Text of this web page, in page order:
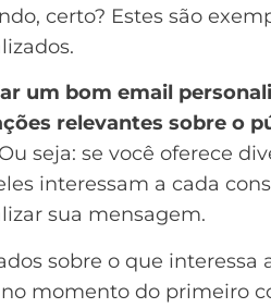
certo? Estes são
um bom email
relevantes sobre o
seja: se você oferece
interessam a cada
sua mensagem.
sobre o que
momento do primeiro